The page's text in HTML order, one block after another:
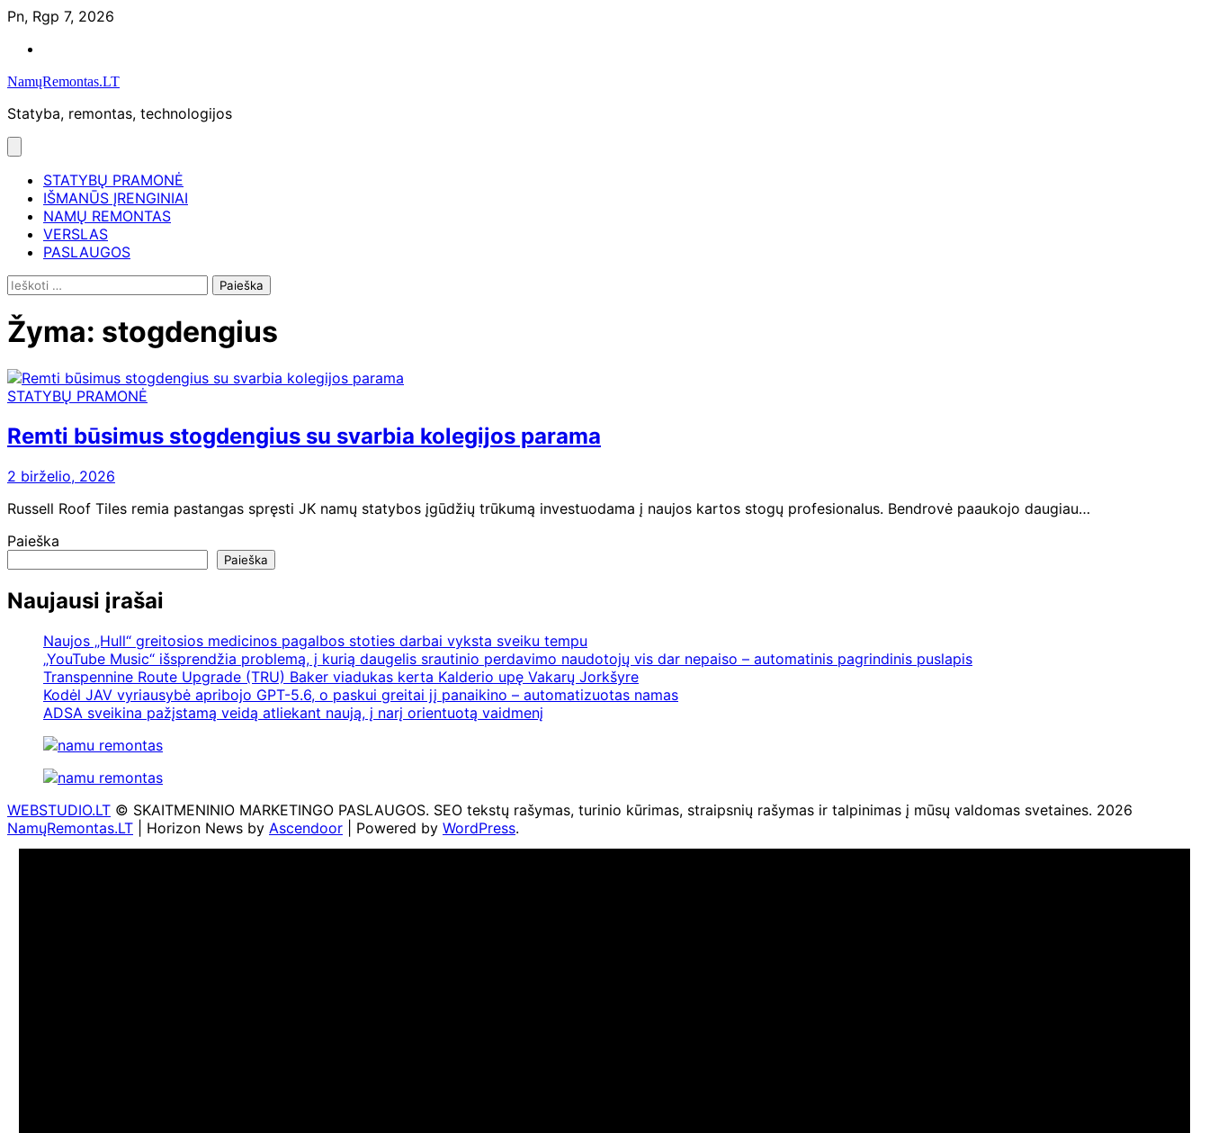
Skip
content
Pn, Rgp 7, 2026
NamųRemontas.LT
Statyba, remontas, technologijos
STATYBŲ PRAMONĖ
IŠMANŪS ĮRENGINIAI
NAMŲ REMONTAS
VERSLAS
PASLAUGOS
Ieškoti:
Žyma: stogdengius
STATYBŲ PRAMONĖ
Remti būsimus stogdengius su svarbia kolegijos parama
2 birželio, 2026
Russell Roof Tiles remia pastangas spręsti JK namų statybos įgūdžių trūkumą investuodama į naujos kartos stogų profesionalus. Bendrovė paaukojo daugiau…
Paieška
Paieška
Naujausi įrašai
Naujos „Hull“ greitosios medicinos pagalbos stoties darbai vyksta sveiku tempu
„YouTube Music“ išsprendžia problemą, į kurią daugelis srautinio perdavimo naudotojų vis dar nepaiso – automatinis pagrindinis puslapis
Transpennine Route Upgrade (TRU) Baker viadukas kerta Kalderio upę Vakarų Jorkšyre
Kodėl JAV vyriausybė apribojo GPT-5.6, o paskui greitai jį panaikino – automatizuotas namas
ADSA sveikina pažįstamą veidą atliekant naują, į narį orientuotą vaidmenį
WEBSTUDIO.LT © SKAITMENINIO MARKETINGO PASLAUGOS. SEO tekstų rašymas, turinio kūrimas, straipsnių rašymas ir talpinimas į mūsų valdomas svetaines. 2026
NamųRemontas.LT | Horizon News by Ascendoor | Powered by WordPress.